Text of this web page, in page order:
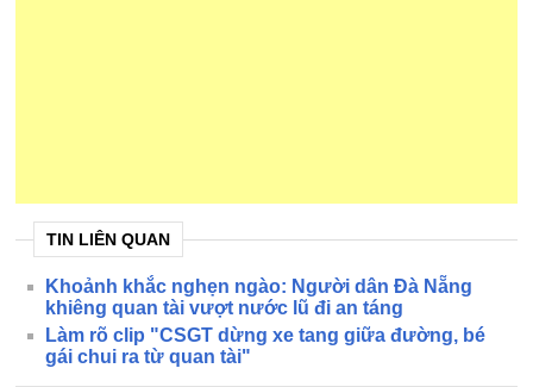
TIN LIÊN QUAN
Khoảnh khắc nghẹn ngào: Người dân Đà Nẵng
khiêng quan tài vượt nước lũ đi an táng
Làm rõ clip "CSGT dừng xe tang giữa đường, bé
gái chui ra từ quan tài"